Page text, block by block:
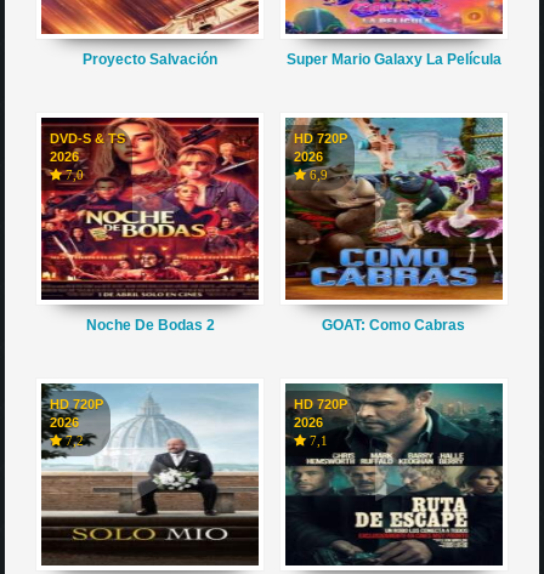
Proyecto Salvación Super Mario Galaxy La Película
DVD-S & TS
2026
7,0
Noche De Bodas 2
HD 720P
2026
6,9
GOAT: Como Cabras
HD 720P
2026
7,2
HD 720P
2026
7,1